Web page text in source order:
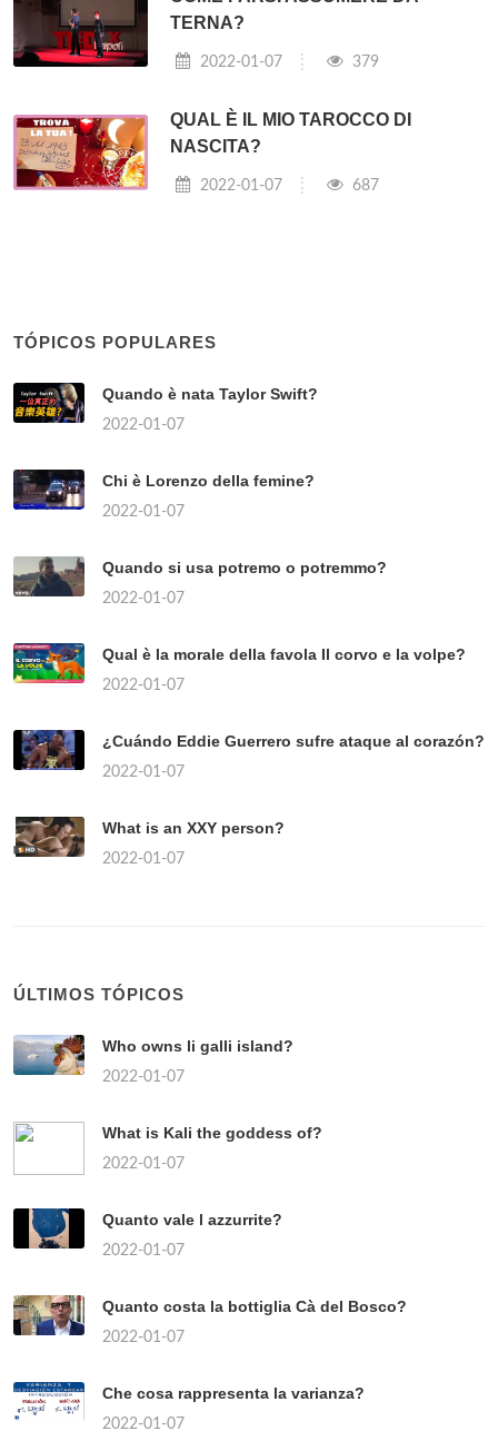
TERNA?
2022-01-07 379
QUAL È IL MIO TAROCCO DI
NASCITA?
2022-01-07 687
TÓPICOS POPULARES
Quando è nata Taylor Swift?
2022-01-07
Chi è Lorenzo della femine?
2022-01-07
Quando si usa potremo o potremmo?
2022-01-07
Qual è la morale della favola Il corvo e la volpe?
2022-01-07
¿Cuándo Eddie Guerrero sufre ataque al corazón?
2022-01-07
What is an XXY person?
2022-01-07
ÚLTIMOS TÓPICOS
Who owns li galli island?
2022-01-07
What is Kali the goddess of?
2022-01-07
Quanto vale l azzurrite?
2022-01-07
Quanto costa la bottiglia Cà del Bosco?
2022-01-07
Che cosa rappresenta la varianza?
2022-01-07